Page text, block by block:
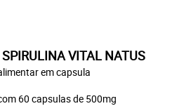
VITAL NATUS
em capsula
60 capsulas de 500mg